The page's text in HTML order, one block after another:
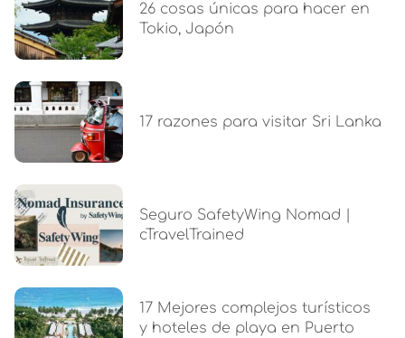
26 cosas únicas para hacer en
Tokio, Japón
17 razones para visitar Sri Lanka
Seguro SafetyWing Nomad |
cTravelTrained
17 Mejores complejos turísticos
y hoteles de playa en Puerto